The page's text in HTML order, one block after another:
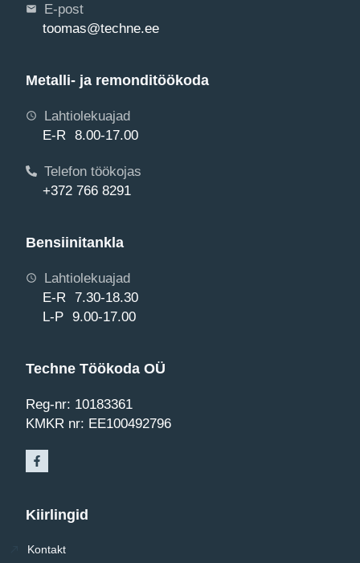
E-post
toomas@techne.ee
Metalli- ja remonditöökoda
Lahtiolekuajad
E-R 8.00-17.00
Telefon töökojas
+372 766 8291
Bensiinitankla
Lahtiolekuajad
E-R 7.30-18.30
L-P 9.00-17.00
Techne Töökoda OÜ
Reg-nr: 10183361
KMKR nr: EE100492796
Kiirlingid
Kontakt